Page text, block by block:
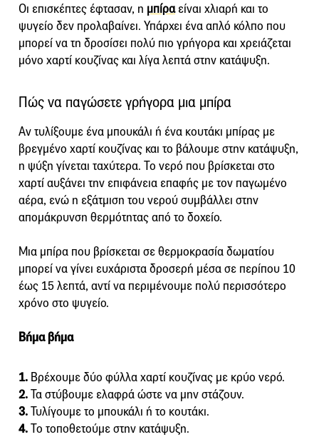
Οι επισκέπτες έφτασαν, η μπίραείναι χλιαρή και το
ψυγείο δεν προλαβαίνει. Υπάρχει ένα απλό κόλπο που
μπορεί να τη δροσίσει πολύ πιο γρήγορα και χρειάζεται
μόνο χαρτί κουζίνας και λίγα λεπτά στην κατάψυξη.
Πώς να παγώσετε γρήγορα μια μπίρα
Αν τυλίξουμε ένα μπουκάλι ή ένα κουτάκι μπίρας με
βρεγμένο χαρτί κουζίνας και το βάλουμε στην κατάψυξη,
η ψύξη γίνεται ταχύτερα. Το νερό που βρίσκεται στο
χαρτί αυξάνει την επιφάνεια επαφής με τον παγωμένο
αέρα, ενώ η εξάτμιση του νερού συμβάλλει στην
απομάκρυνση θερμότητας από το δοχείο.
Μια μπίρα που βρίσκεται σε θερμοκρασία δωματίου
μπορεί να γίνει ευχάριστα δροσερή μέσα σε περίπου 10
έως 15 λεπτά, αντί να περιμένουμε πολύ περισσότερο
χρόνο στο ψυγείο.
Βήμα βήμα
1. Βρέχουμε δύο φύλλα χαρτί κουζίνας με κρύο νερό.
2.Τα στύβουμε ελαφρά ώστε να μην στάζουν.
3.Τυλίγουμε το μπουκάλι ή το κουτάκι.
4.Το τοποθετούμε στην κατάψυξη.